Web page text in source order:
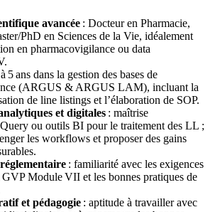
avancée : Docteur en Pharmacie,
PhD en Sciences de la Vie, idéalement
en pharmacovigilance ou data
5 ans dans la gestion des bases de
(ARGUS & ARGUS LAM), incluant la
de line listings et l’élaboration de SOP.
et digitales : maîtrise
ou outils BI pour le traitement des LL ;
les workflows et proposer des gains
: familiarité avec les exigences
Module VII et les bonnes pratiques de
et pédagogie : aptitude à travailler avec